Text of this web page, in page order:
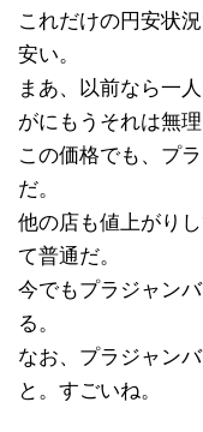
これだけの円安状
安い。
まあ、以前なら一
がにもうそれは無理
この価格でも、プ
だ。
他の店も値上がり
て普通だ。
今でもプラジャン
る。
なお、プラジャン
と。すごいね。